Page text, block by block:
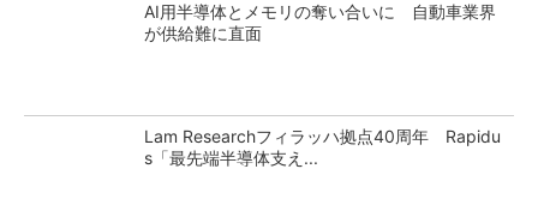
AI用半導体とメモリの奪い合いに 自動車業界
が供給難に直面
Lam Researchフィラッハ拠点40周年 Rapidu
s「最先端半導体支え...